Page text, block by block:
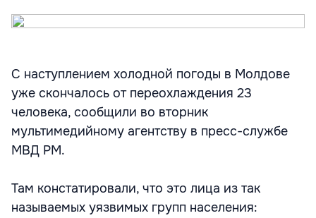
С наступлением холодной погоды в Молдове
уже скончалось от переохлаждения 23
человека, сообщили во вторник
мультимедийному агентству в пресс-службе
МВД РМ.
Там констатировали, что это лица из так
называемых уязвимых групп населения: